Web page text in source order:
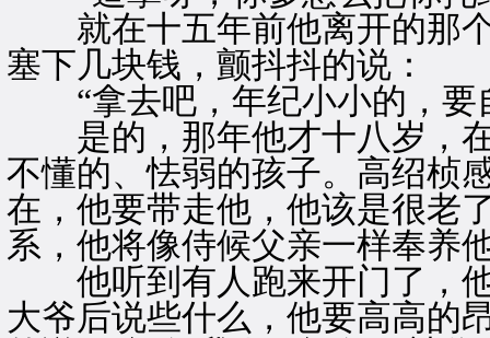
就在十五年前他离开的那个
塞下几块钱，颤抖抖的说：
“拿去吧，年纪小小的，要
是的，那年他才十八岁，在
不懂的、怯弱的孩子。高绍桢
在，他要带走他，他该是很老
系，他将像侍候父亲一样奉养
他听到有人跑来开门了，他
大爷后说些什么，他要高高的